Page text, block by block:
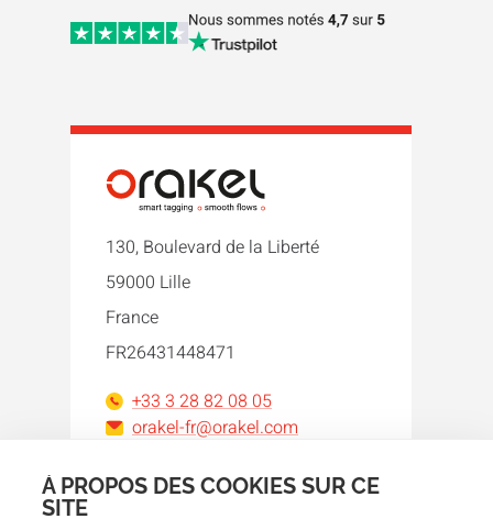
À PROPOS DES COOKIES SUR CE
SITE
130, Boulevard de la Liberté
59000 Lille
France
FR26431448471
+33 3 28 82 08 05
orakel-fr@orakel.com
FacebookInstagram
LinkedInWhatsApp
YouTube